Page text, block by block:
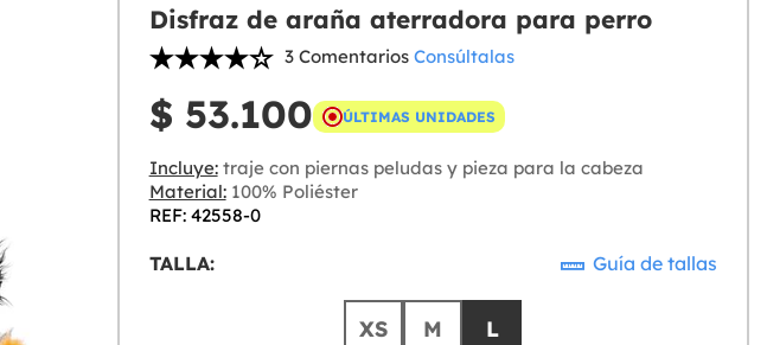
Disfraz de araña aterradora para perro
3 Comentarios Consúltalas
$ 53.100 ÚLTIMAS UNIDADES
Incluye:traje con piernas peludas y pieza para la cabeza
Material:100% Poliéster
REF: 42558-0
TALLA: Guía de tallas
XS M L